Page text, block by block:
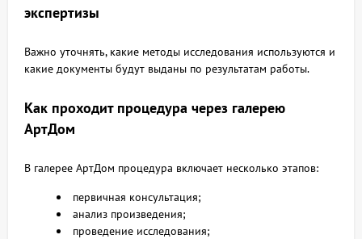
экспертизы
Важно уточнять, какие методы исследования используются и
какие документы будут выданы по результатам работы.
Как проходит процедура через галерею
АртДом
В галерее АртДом процедура включает несколько этапов:
первичная консультация;
анализ произведения;
проведение исследования;